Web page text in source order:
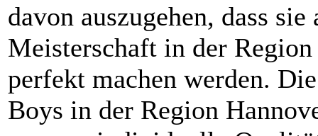
davon auszugehen, dass
Meisterschaft in der
perfekt machen werden.
Boys in der Region